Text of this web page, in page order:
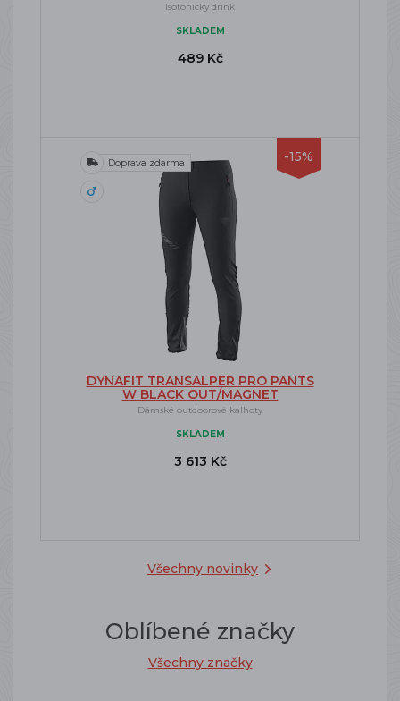
Všechny novinky
Isotonický drink
SKLADEM
489 Kč
-15%
Doprava zdarma
DYNAFIT TRANSALPER PRO PANTS
W BLACK OUT/MAGNET
Dámské outdoorové kalhoty
SKLADEM
3 613 Kč
Oblíbené značky
Všechny značky